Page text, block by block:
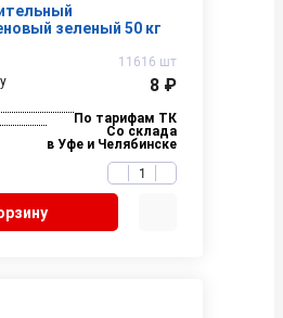
зеленый 50 кг
11616 шт
8 ₽
По тарифам ТК
Со склада
в Уфе и Челябинске